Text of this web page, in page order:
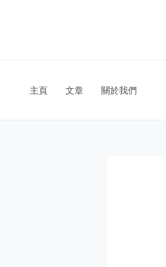
主頁 文章 關於我們